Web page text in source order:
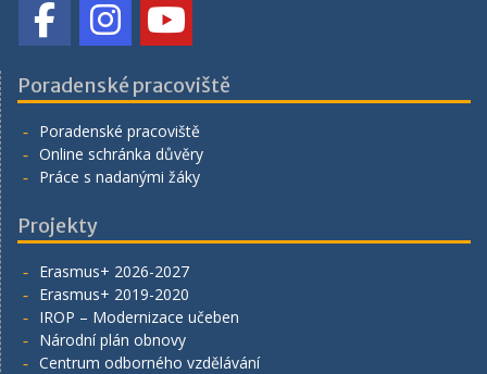
Poradenské pracoviště
Poradenské pracoviště
Online schránka důvěry
Práce s nadanými žáky
Projekty
Erasmus+ 2026-2027
Erasmus+ 2019-2020
IROP – Modernizace učeben
Národní plán obnovy
Centrum odborného vzdělávání